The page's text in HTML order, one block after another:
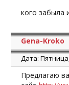
кого забыла
Gena-Kroko
Дата:
Предлагаю